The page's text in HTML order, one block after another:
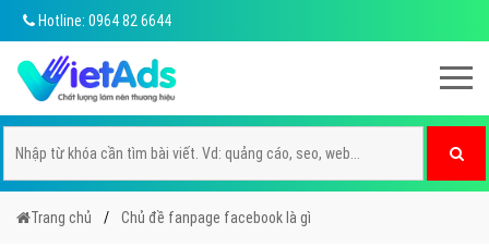
Hotline: 0964 82 6644
Trang chủ Chủ đề fanpage facebook là gì